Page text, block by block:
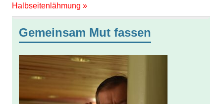
Beitrag:
Halbseitenlähmung
Gemeinsam Mut fassen